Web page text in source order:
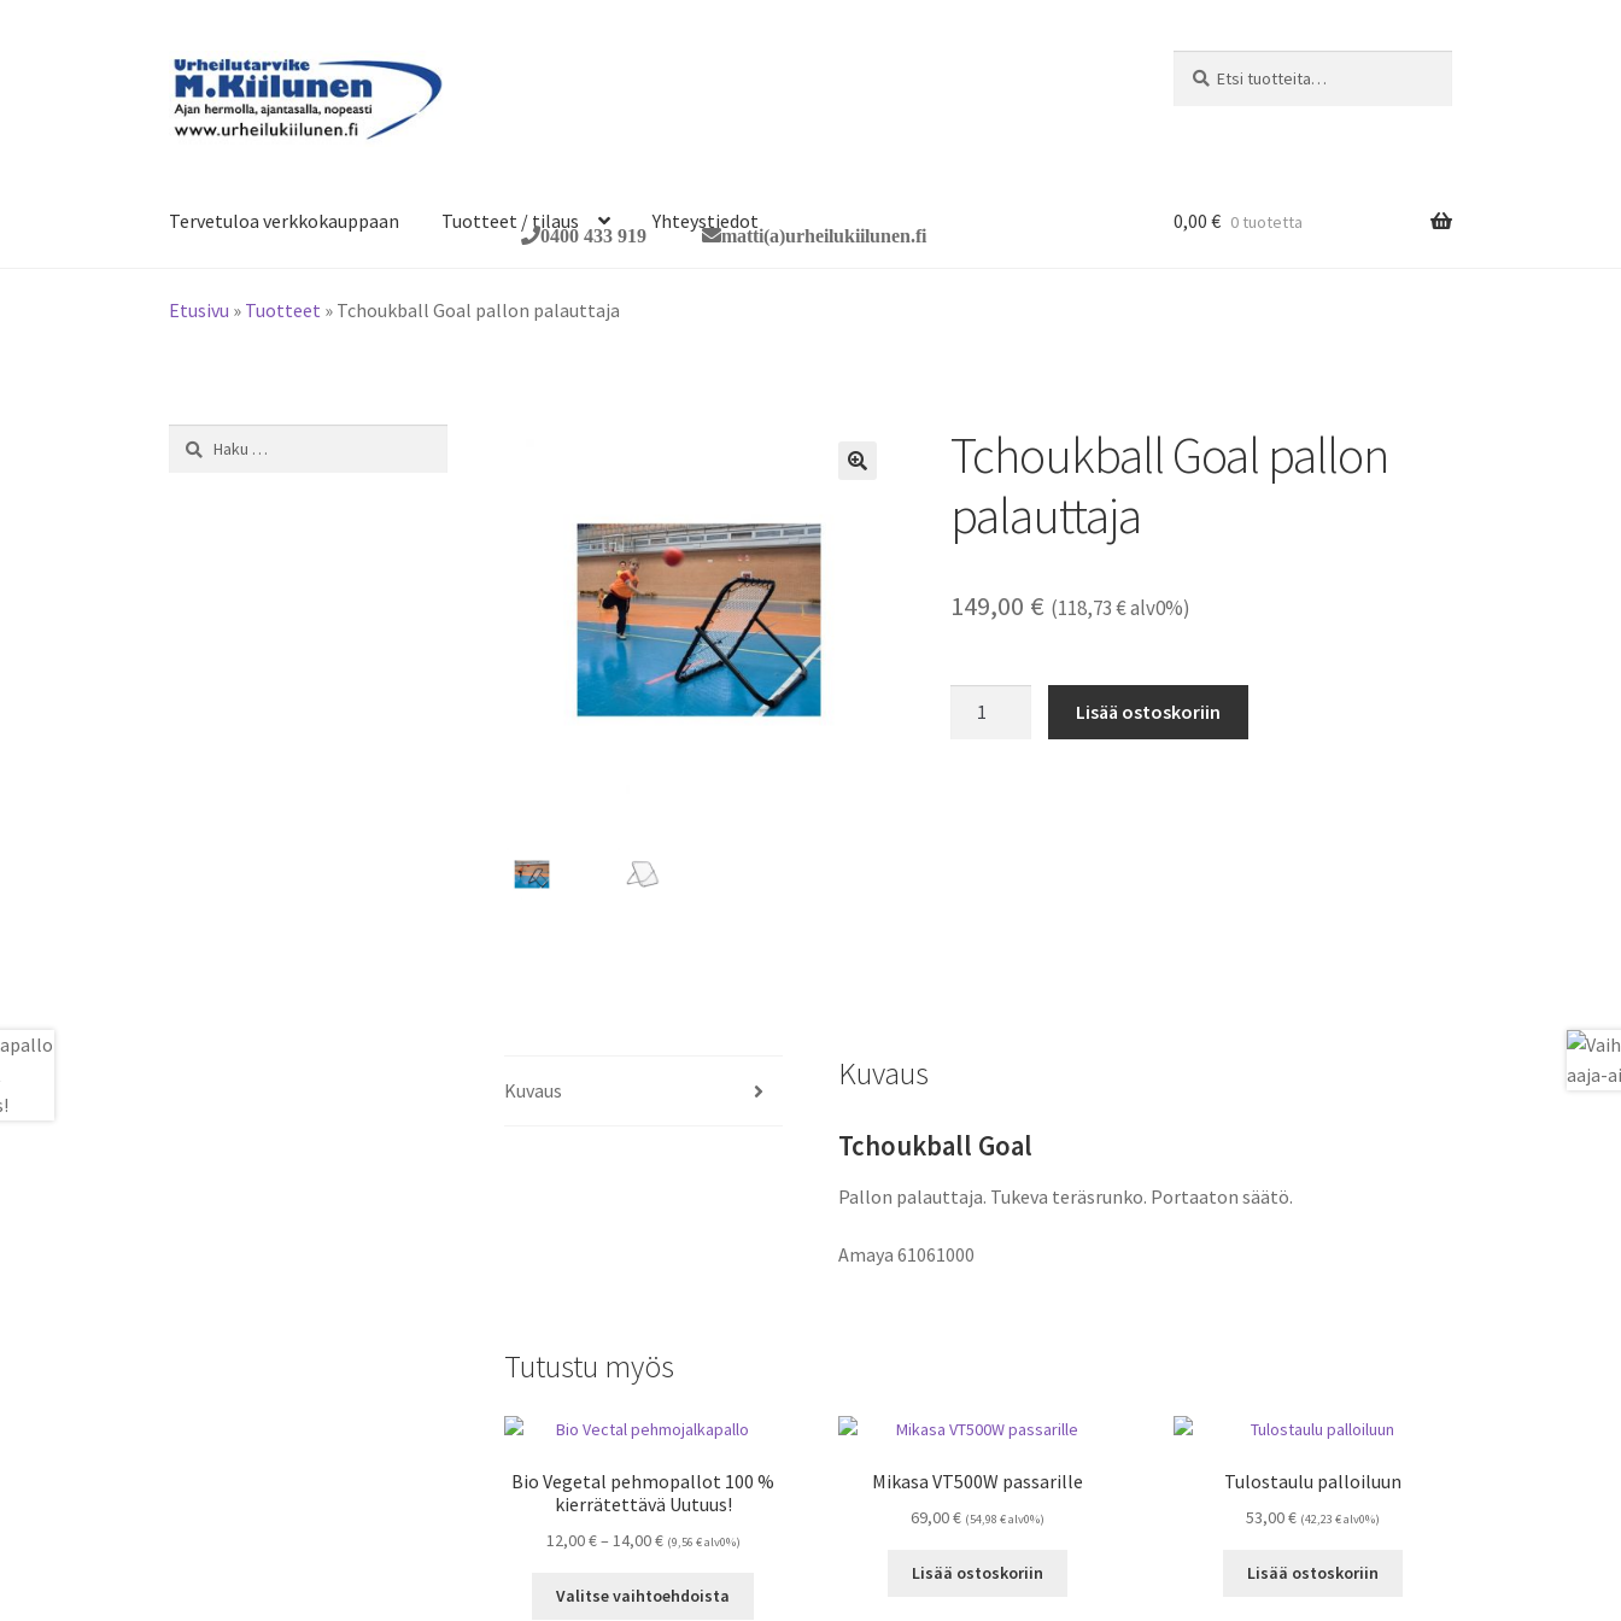
0400 433 919 matti(a)urheilukiilunen.fi
Siirry
navigointiin
Siirry
sisältöön
Tervetuloa verkkokauppaan Tuotteet / tilaus Yhteystiedot 0,00 € 0 tuotetta
Etusivu » Tuotteet » Tchoukball Goal pallon palauttaja
Tchoukball Goal pallon
palauttaja
149,00 € (118,73€alv0%)
Lisää ostoskoriin
Kuvaus Kuvaus
Tchoukball Goal
Pallon palauttaja. Tukeva teräsrunko. Portaaton säätö.
Amaya61061000
Tutustu myös
Bio Vegetal pehmopallot 100 %
kierrätettävä Uutuus!
12,00€– 14,00€Hintaluokka:
-
(9,56 €alv0%)
Valitse vaihtoehdoista
Mikasa VT500W passarille
69,00€ (54,98€alv0%)
Lisää ostoskoriin
Tulostaulu palloiluun
53,00€ (42,23 €alv0%)
Lisää ostoskoriin
Haku: